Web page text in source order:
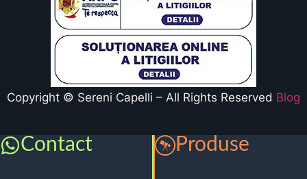
Copyright © Sereni Capelli – All Rights Reserved Blog
Contact Produse